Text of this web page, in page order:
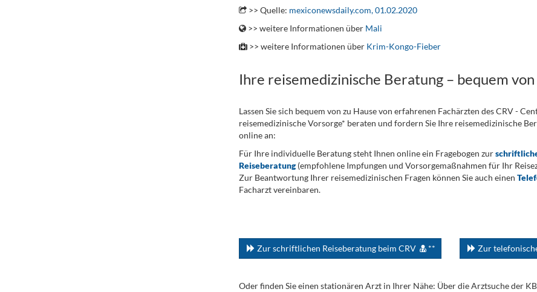
>> Quelle: mexiconewsdaily.com, 01.02.2020
>> weitere Informationen über Mali
>> weitere Informationen über Krim-Kongo-Fieber
Ihre reisemedizinische Beratung – bequem von
Lassen Sie sich bequem von zu Hause von erfahrenen Fachärzten des CRV -
reisemedizinische Vorsorge* beraten und fordern Sie Ihre reisemedizinische
online an:
Für Ihre individuelle Beratung steht Ihnen online ein Fragebogen zur
Reiseberatung(empfohlene Impfungen und Vorsorgemaßnahmen für Ihr
Zur Beantwortung Ihrer reisemedizinischen Fragen können Sie auch einen
Facharzt vereinbaren.
Zur schriftlichen Reiseberatung beim CRV ** Zur
Oder finden Sie einen stationären Arzt in Ihrer Nähe: Über die Arztsuche der